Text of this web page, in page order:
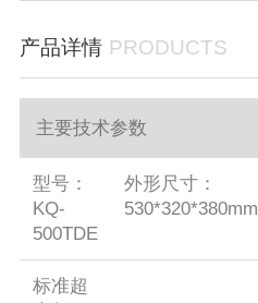
产品详情 PRODUCTS
主要技术参数
型号：
KQ-
500TDE
外形尺寸：
530*320*380mm
标准超